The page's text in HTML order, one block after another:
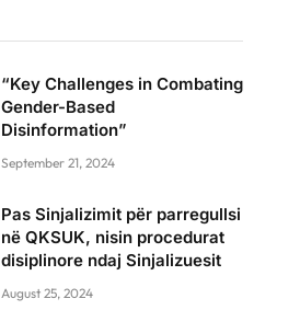
“Key Challenges in Combating
Gender-Based
Disinformation”
September 21, 2024
Pas Sinjalizimit për parregullsi
në QKSUK, nisin procedurat
disiplinore ndaj Sinjalizuesit
August 25, 2024